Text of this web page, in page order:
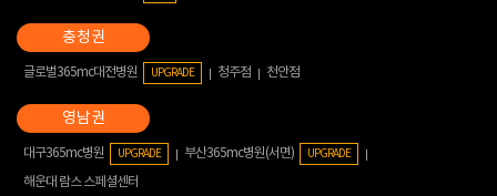
글로벌365mc대전병원 UPGRADE 청주점 천안점
대구365mc병원 UPGRADE 부산365mc병원(서면) UPGRADE
해운대 람스 스페셜센터